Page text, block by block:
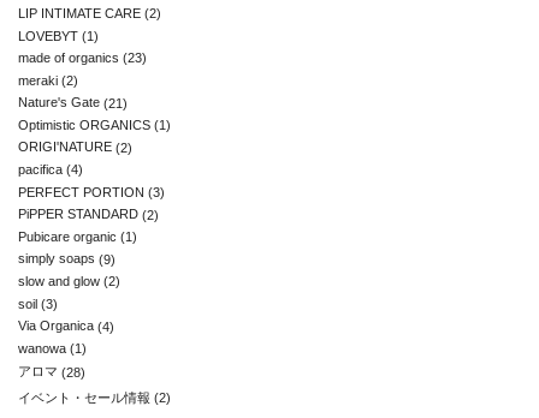
LIP INTIMATE CARE (2)
LOVEBYT (1)
made of organics (23)
meraki (2)
Nature's Gate (21)
Optimistic ORGANICS (1)
ORIGI'NATURE (2)
pacifica (4)
PERFECT PORTION (3)
PiPPER STANDARD (2)
Pubicare organic (1)
simply soaps (9)
slow and glow (2)
soil (3)
Via Organica (4)
wanowa (1)
アロマ (28)
イベント・セール情報 (2)